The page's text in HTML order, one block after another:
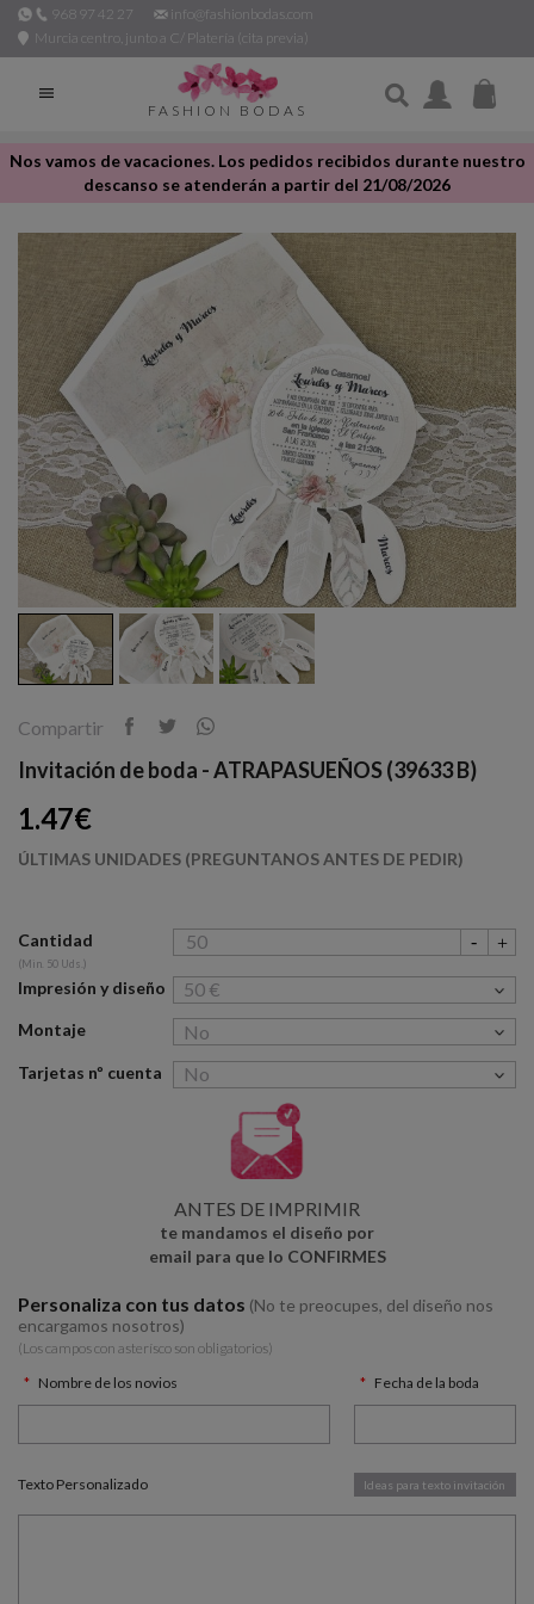
968 97 42 27
info@fashionbodas.com
Murcia centro, junto a C/ Platería (cita previa)

FASHION BODAS
Nos vamos de vacaciones. Los pedidos recibidos durante nuestro
descanso se atenderán a partir del 21/08/2026
Compartir
Invitación de boda - ATRAPASUEÑOS (39633 B)
1.47€
ÚLTIMAS UNIDADES (PREGUNTANOS ANTES DE PEDIR)
Cantidad
(Min. 50 Uds.)
Impresión y diseño
Montaje
Tarjetas nº cuenta
ANTES DE IMPRIMIR
te mandamos el diseño por
email para que lo CONFIRMES
Personaliza con tus datos (No te preocupes, del diseño nos
encargamos nosotros)
(Los campos con asterísco son obligatorios)
Nombre de los novios
Fecha de la boda
Texto Personalizado Ideas para texto invitación